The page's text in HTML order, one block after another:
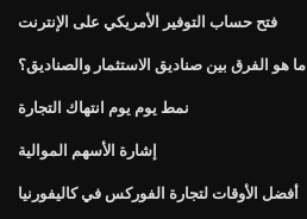
فتح حساب التوفير الأمريكي على الإنترنت
ما هو الفرق بين صناديق الاستثمار والصناديق؟
نمط يوم يوم انتهاك التجارة
إشارة الأسهم الموالية
أفضل الأوقات لتجارة الفوركس في كاليفورنيا